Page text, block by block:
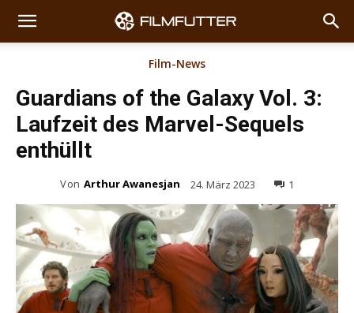
Film-News
Guardians of the Galaxy Vol. 3:
Laufzeit des Marvel-Sequels
enthüllt
Von Arthur Awanesjan 24. März 2023 1